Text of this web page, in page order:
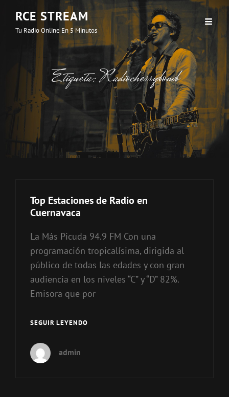
RCE STREAM
Tu Radio Online En 5 Minutos
Etiqueta:Radiocherrybomb
Top Estaciones de Radio en
Cuernavaca
La Más Picuda 94.9 FM Con una
programación tropicalísima, dirigida al
público de todas las edades y con gran
audiencia en los niveles “C” y “D” 82%.
Emisora que por
SEGUIR LEYENDOTOP
admin